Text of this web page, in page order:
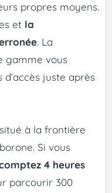
propres moyens.
et la
. La
gamme vous
juste après
à la frontière
Si vous
4 heures
parcourir 300